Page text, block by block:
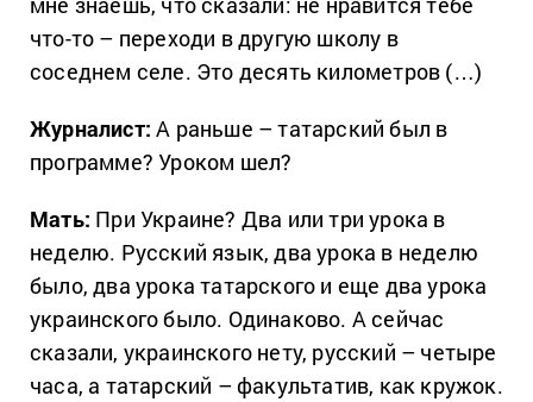
что-то – переходи в другую школу в
соседнем селе. Это десять километров (…)
Журналист: А раньше – татарский был в
программе? Уроком шел?
Мать: При Украине? Два или три урока в
неделю. Русский язык, два урока в неделю
было, два урока татарского и еще два урока
украинского было. Одинаково. А сейчас
сказали, украинского нету, русский – четыре
часа, а татарский – факультатив, как кружок.